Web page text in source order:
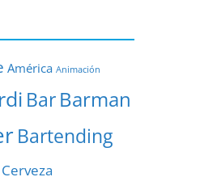
América Animación
BarBarman
Bartending
Cerveza